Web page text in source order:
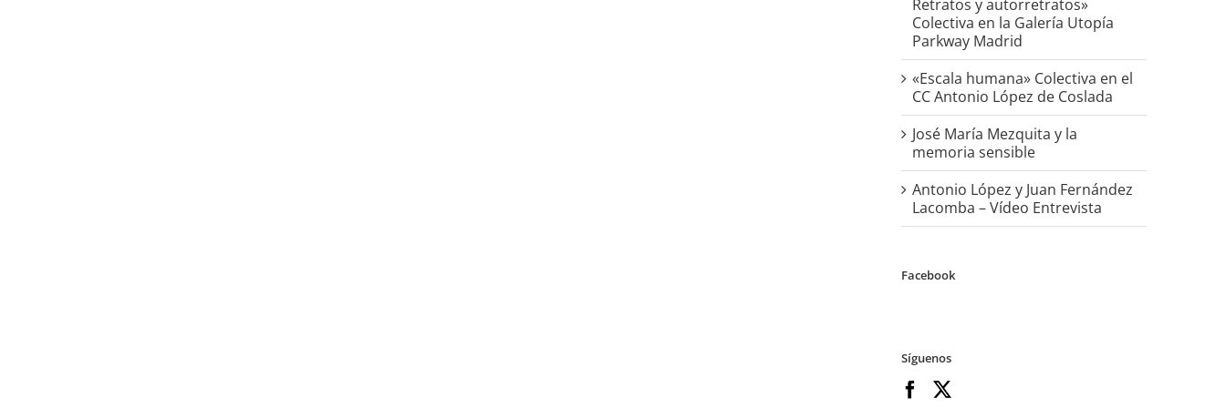
Retratos y autorretratos»
Colectiva en la Galería Utopía
Parkway Madrid
«Escala humana» Colectiva en el
CC Antonio López de Coslada
José María Mezquita y la
memoria sensible
Antonio López y Juan Fernández
Lacomba – Vídeo Entrevista
Facebook
Síguenos